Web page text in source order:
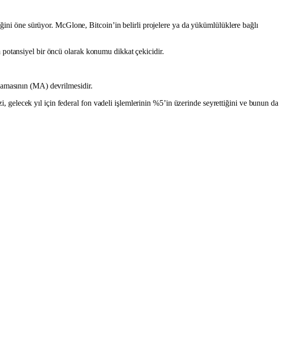
öne sürüyor. McGlone, Bitcoin’in belirli projelere ya da yükümlülüklere bağlı
potansiyel bir öncü olarak konumu dikkat çekicidir.
(MA) devrilmesidir.
gelecek yıl için federal fon vadeli işlemlerinin %5’in üzerinde seyrettiğini ve bunun da